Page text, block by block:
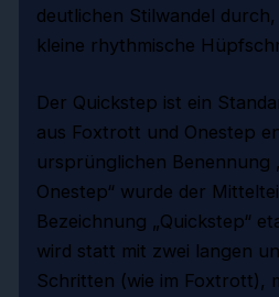
deutlichen Stilwandel
kleine rhythmische
Der Quickstep ist ein
aus Foxtrott und Onestep
ursprünglichen Benennung
Onestep“ wurde der
Bezeichnung „Quickstep“
wird statt mit zwei langen
Schritten (wie im Foxtrott),